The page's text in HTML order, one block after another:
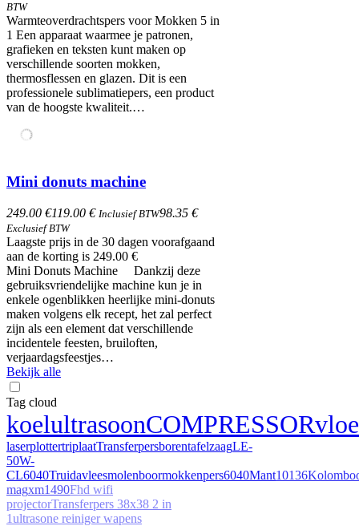
BTW
Warmteoverdrachtspers voor Mokken 5 in
1​ Een apparaat waarmee je patronen,
grafieken en teksten kunt maken op
verschillende soorten mokken,
thermosflessen en glazen. Dit is een
professionele sublimatiepers, een product
van de hoogste kwaliteit.…
Mini donuts machine
249.00 €119.00 € Inclusief BTW98.35 €
Exclusief BTW
Laagste prijs in de 30 dagen voorafgaand
aan de korting is 249.00 €
Mini Donuts Machine Dankzij deze
gebruiksvriendelijke machine kun je in
enkele ogenblikken heerlijke mini-donuts
maken volgens elk recept, het zal perfect
zijn als een element dat verschillende
incidentele feesten, bruiloften,
verjaardagsfeestjes…
Bekijk alle
Tag cloud
koelultrasoonCOMPRESSOR
laserplottertriplaatTransferpersborentafelzaagLE-
50W-
CL6040Truidavleesmolenboormokkenpers6040Mant10136
magxm1490Fhd wifi
projectorTransferpers 38x38 2 in
1ultrasone reiniger wapens